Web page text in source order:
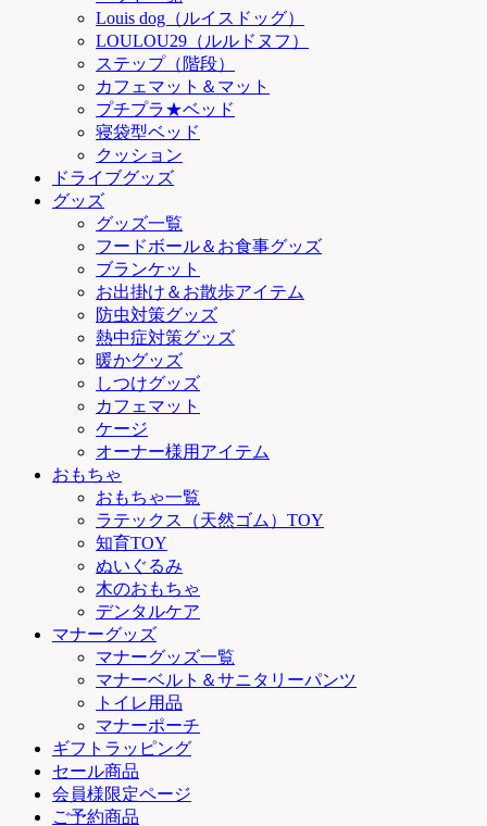
Louis dog（ルイスドッグ）
LOULOU29（ルルドヌフ）
ステップ（階段）
カフェマット＆マット
プチプラ★ベッド
寝袋型ベッド
クッション
ドライブグッズ
グッズ
グッズ一覧
フードボール＆お食事グッズ
ブランケット
お出掛け＆お散歩アイテム
防虫対策グッズ
熱中症対策グッズ
暖かグッズ
しつけグッズ
カフェマット
ケージ
オーナー様用アイテム
おもちゃ
おもちゃ一覧
ラテックス（天然ゴム）TOY
知育TOY
ぬいぐるみ
木のおもちゃ
デンタルケア
マナーグッズ
マナーグッズ一覧
マナーベルト＆サニタリーパンツ
トイレ用品
マナーポーチ
ギフトラッピング
セール商品
会員様限定ページ
ご予約商品